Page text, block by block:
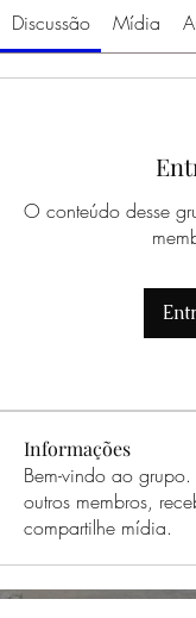
Discussão Mídia
O conteúdo desse
Informações
Bem-vindo ao
outros membros,
compartilhe mídia.